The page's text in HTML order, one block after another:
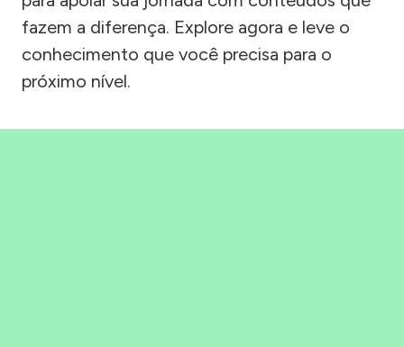
fazem a diferença. Explore agora e leve o
conhecimento que você precisa para o
próximo nível.